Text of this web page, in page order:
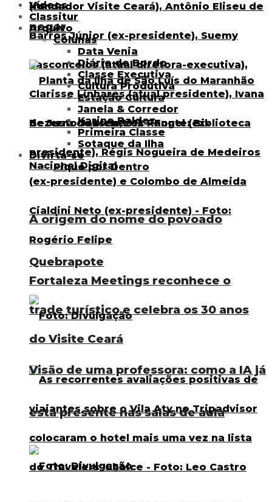
Fortaleza Meetings reconhece o
trade turístico e celebra os 30 anos
do Visite Ceará
negar
A origem do nome do povoado
Quebrapote
Visão de uma professora: como a IA já
está presente nas salas de aula
Vídeos
Classitur
Arquivo
Colunas
Data Venia
Diário de Bordo
Classe Executiva
Cultura Produtiva
Estação Cultura
Janela & Corredor
Karine Baldez
Primeira Classe
Sotaque da Ilha
Divirta-se
Fique por Dentro